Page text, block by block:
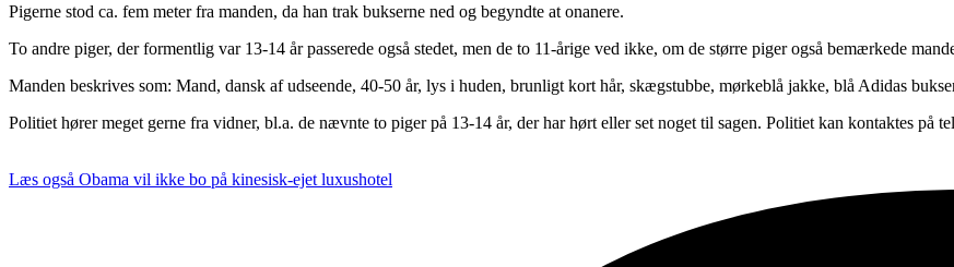
Pigerne stod ca. fem meter fra manden, da han trak bukserne ned og begyndte at onanere.
To andre piger, der formentlig var 13-14 år passerede også stedet, men de to 11-årige ved ikke, om de større piger også bemærkede
Manden beskrives som: Mand, dansk af udseende, 40-50 år, lys i huden, brunligt kort hår, skægstubbe, mørkeblå jakke, blå Adidas
Politiet hører meget gerne fra vidner, bl.a. de nævnte to piger på 13-14 år, der har hørt eller set noget til sagen. Politiet kan kontaktes på
Læs også Obama vil ikke bo på kinesisk-ejet luxushotel